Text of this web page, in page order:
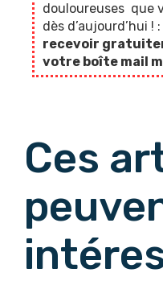
douloureuses que
dès d’aujourd’hui ! :
recevoir
votre boîte mail
Ces